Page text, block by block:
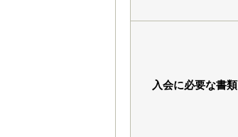
入会に必要な書類